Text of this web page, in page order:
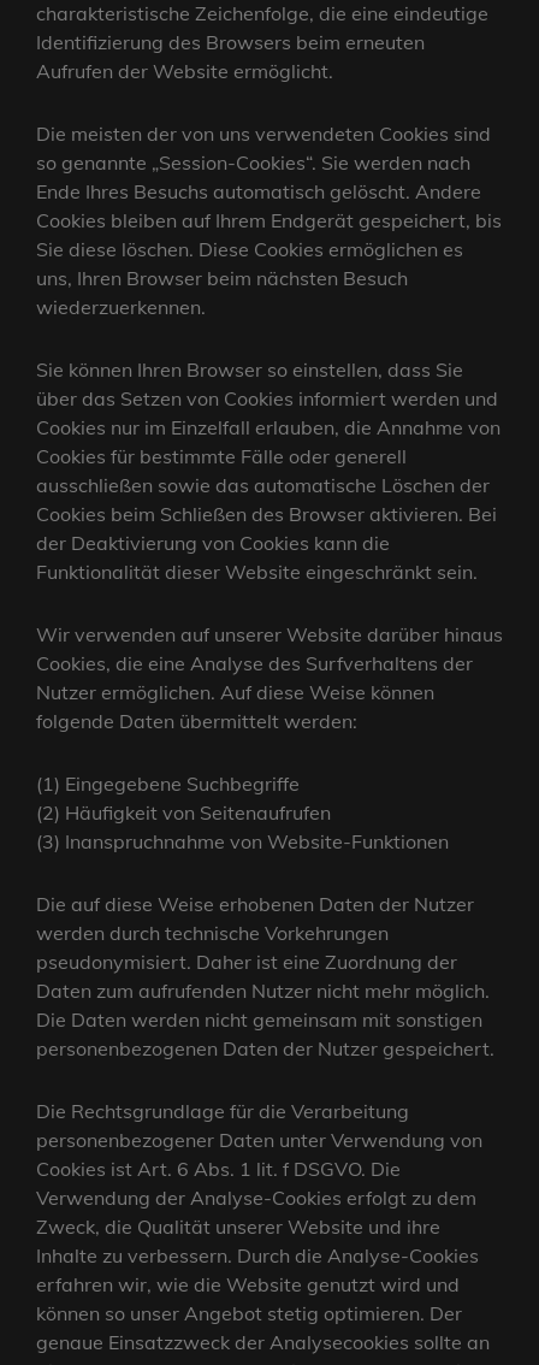
charakteristische Zeichenfolge, die eine eindeutige
Identifizierung des Browsers beim erneuten
Aufrufen der Website ermöglicht.
Die meisten der von uns verwendeten Cookies sind
so genannte „Session-Cookies“. Sie werden nach
Ende Ihres Besuchs automatisch gelöscht. Andere
Cookies bleiben auf Ihrem Endgerät gespeichert, bis
Sie diese löschen. Diese Cookies ermöglichen es
uns, Ihren Browser beim nächsten Besuch
wiederzuerkennen.
Sie können Ihren Browser so einstellen, dass Sie
über das Setzen von Cookies informiert werden und
Cookies nur im Einzelfall erlauben, die Annahme von
Cookies für bestimmte Fälle oder generell
ausschließen sowie das automatische Löschen der
Cookies beim Schließen des Browser aktivieren. Bei
der Deaktivierung von Cookies kann die
Funktionalität dieser Website eingeschränkt sein.
Wir verwenden auf unserer Website darüber hinaus
Cookies, die eine Analyse des Surfverhaltens der
Nutzer ermöglichen. Auf diese Weise können
folgende Daten übermittelt werden:
(1) Eingegebene Suchbegriffe
(2) Häufigkeit von Seitenaufrufen
(3) Inanspruchnahme von Website-Funktionen
Die auf diese Weise erhobenen Daten der Nutzer
werden durch technische Vorkehrungen
pseudonymisiert. Daher ist eine Zuordnung der
Daten zum aufrufenden Nutzer nicht mehr möglich.
Die Daten werden nicht gemeinsam mit sonstigen
personenbezogenen Daten der Nutzer gespeichert.
Die Rechtsgrundlage für die Verarbeitung
personenbezogener Daten unter Verwendung von
Cookies ist Art. 6 Abs. 1 lit. f DSGVO. Die
Verwendung der Analyse-Cookies erfolgt zu dem
Zweck, die Qualität unserer Website und ihre
Inhalte zu verbessern. Durch die Analyse-Cookies
erfahren wir, wie die Website genutzt wird und
können so unser Angebot stetig optimieren. Der
genaue Einsatzzweck der Analysecookies sollte an